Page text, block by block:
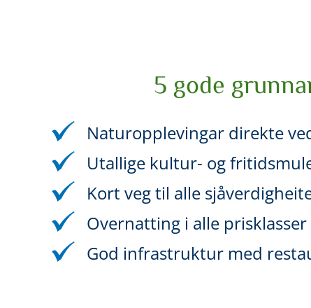
5 gode
Naturopplevingar direkte
Utallige kultur- og
Kort veg til alle
Overnatting i alle
God infrastruktur med